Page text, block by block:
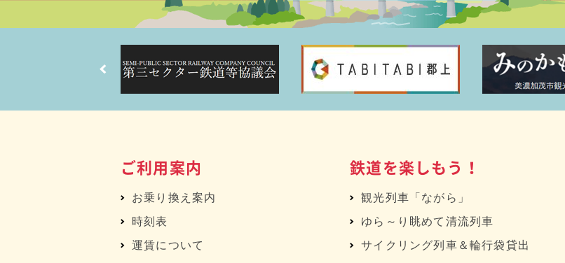
ご利用案内
お乗り換え案内
時刻表
運賃について
鉄道を楽しもう！
観光列車「ながら」
ゆら～り眺めて清流列車
サイクリング列車＆輪行袋貸出